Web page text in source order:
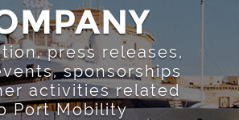
press releases,
sponsorships
activities related
Port Mobility